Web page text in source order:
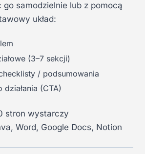
go samodzielnie lub z pomocą
układ:
(3–7 sekcji)
/ podsumowania
działania (CTA)
stron wystarczy
Word, Google Docs, Notion